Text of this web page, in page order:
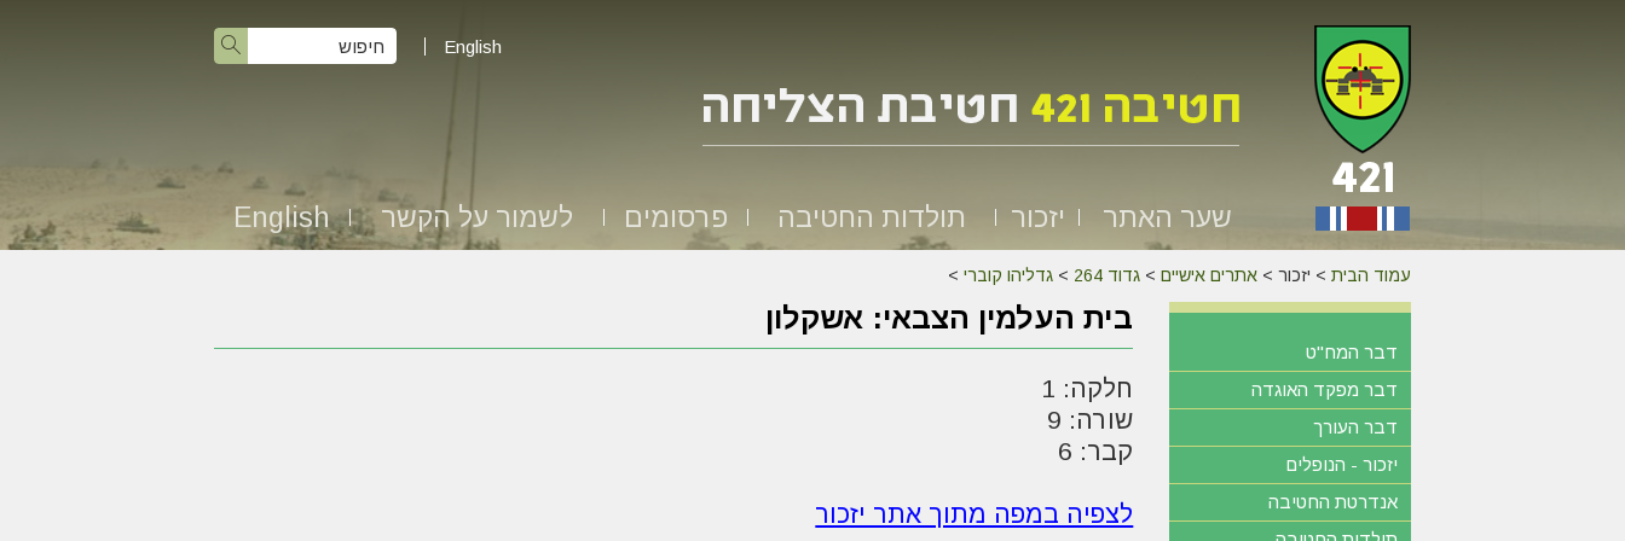
English
שער האתר יזכור תולדות החטיבה פרסומים לשמור על הקשר English
עמוד הבית > יזכור >אתרים אישיים >גדוד 264 >גדליהו קוברי >
בית העלמין הצבאי: אשקלון
חלקה: 1
שורה: 9
קבר: 6
לצפיה במפה מתוך אתר יזכור
דבר המח"ט
דבר מפקד האוגדה
דבר העורך
יזכור - הנופלים
אנדרטת החטיבה